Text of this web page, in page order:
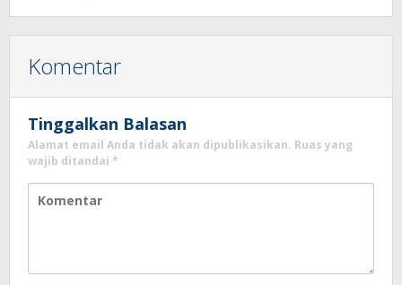
Komentar
Tinggalkan Balasan
Alamat email Anda tidak akan dipublikasikan. Ruas yang
wajib ditandai *